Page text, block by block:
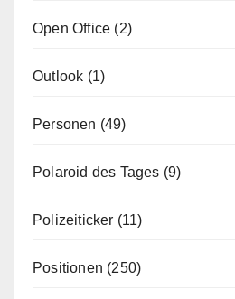
Open Office (2)
Outlook (1)
Personen (49)
Polaroid des Tages (9)
Polizeiticker (11)
Positionen (250)